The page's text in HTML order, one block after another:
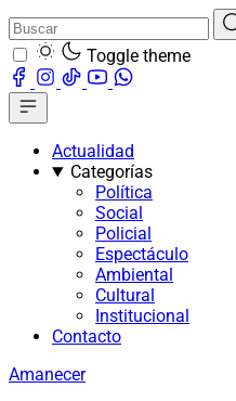
Toggle theme
Actualidad
Categorías
Política
Social
Policial
Espectáculo
Ambiental
Cultural
Institucional
Contacto
Amanecer